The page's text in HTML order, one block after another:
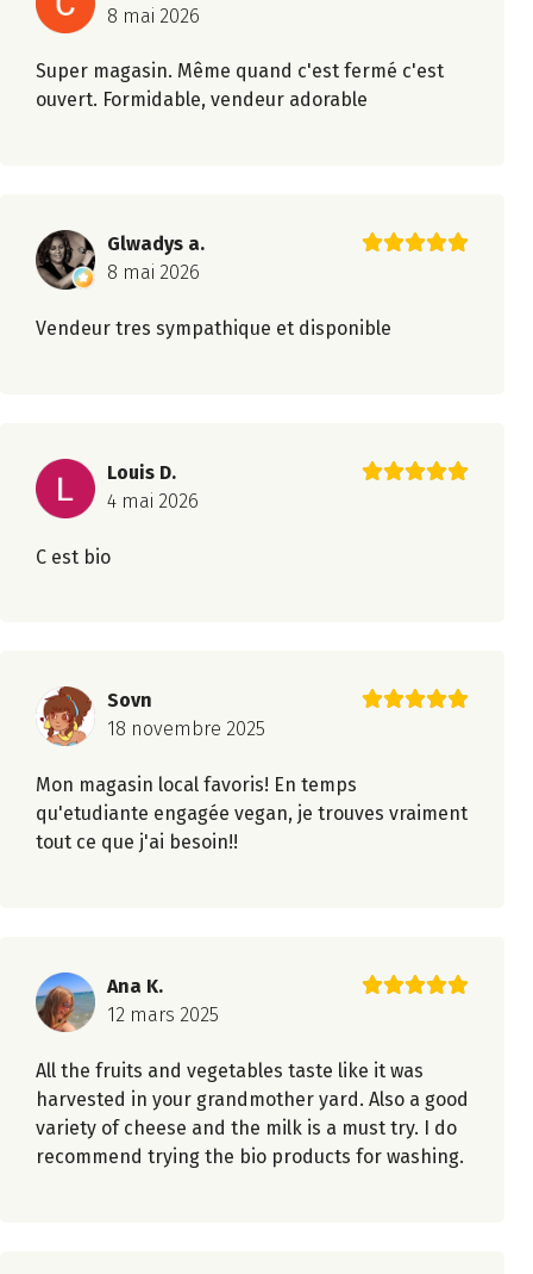
8 mai 2026
Super magasin. Même quand c'est fermé c'est
ouvert. Formidable, vendeur adorable
Glwadys a.
8 mai 2026
Vendeur tres sympathique et disponible
Louis D.
4 mai 2026
C est bio
Sovn
18 novembre 2025
Mon magasin local favoris! En temps
qu'etudiante engagée vegan, je trouves vraiment
tout ce que j'ai besoin!!
Ana K.
12 mars 2025
All the fruits and vegetables taste like it was
harvested in your grandmother yard. Also a good
variety of cheese and the milk is a must try. I do
recommend trying the bio products for washing.